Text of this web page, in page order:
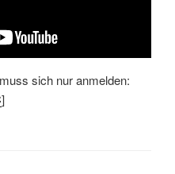
sich nur anmelden:
]